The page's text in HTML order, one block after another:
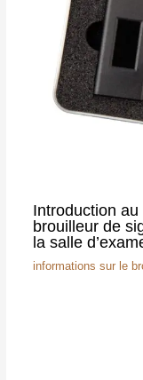
Introduction
brouilleur de
la salle
informations sur le